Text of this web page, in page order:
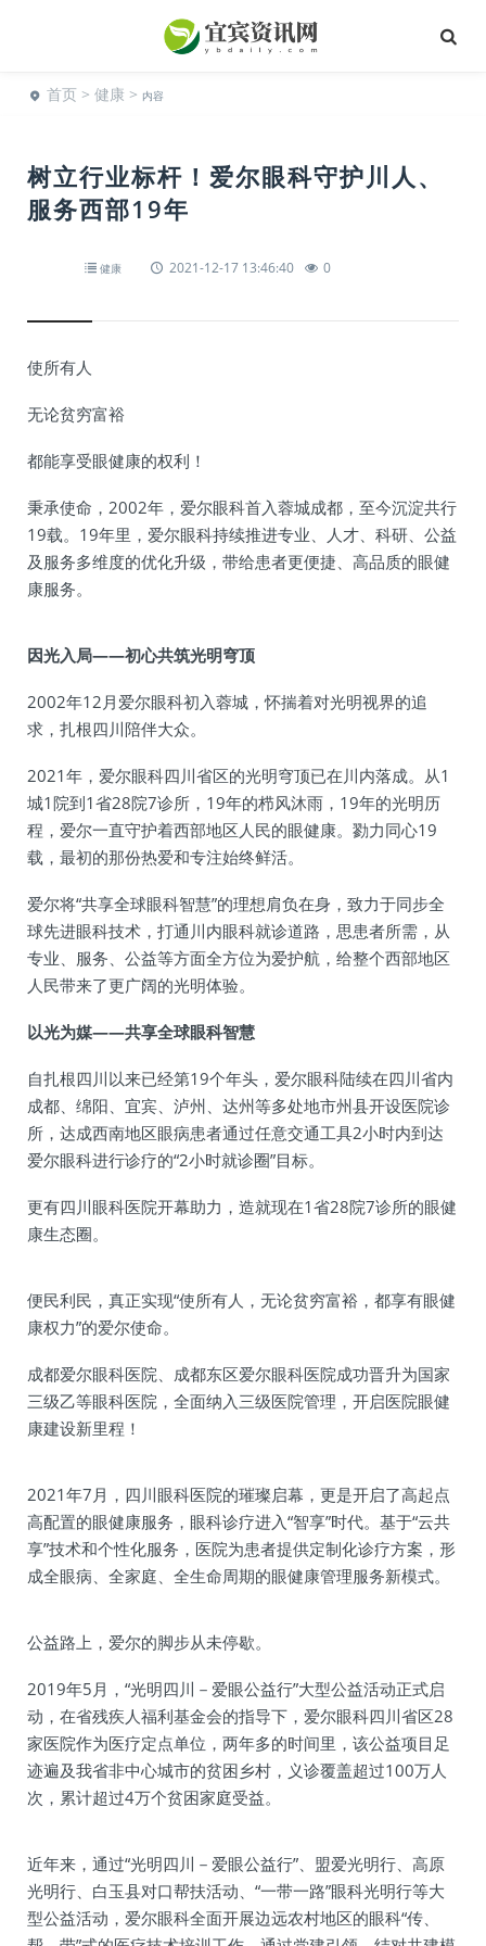
首页 > 健康 > 内容
树立行业标杆！爱尔眼科守护川人、
服务西部19年
健康 2021-12-17 13:46:40 0
使所有人
无论贫穷富裕
都能享受眼健康的权利！
秉承使命，2002年，爱尔眼科首入蓉城成都，至今沉淀共行
19载。19年里，爱尔眼科持续推进专业、人才、科研、公益
及服务多维度的优化升级，带给患者更便捷、高品质的眼健
康服务。
因光入局——初心共筑光明穹顶
2002年12月爱尔眼科初入蓉城，怀揣着对光明视界的追
求，扎根四川陪伴大众。
2021年，爱尔眼科四川省区的光明穹顶已在川内落成。从1
城1院到1省28院7诊所，19年的栉风沐雨，19年的光明历
程，爱尔一直守护着西部地区人民的眼健康。勠力同心19
载，最初的那份热爱和专注始终鲜活。
爱尔将“共享全球眼科智慧”的理想肩负在身，致力于同步全
球先进眼科技术，打通川内眼科就诊道路，思患者所需，从
专业、服务、公益等方面全方位为爱护航，给整个西部地区
人民带来了更广阔的光明体验。
以光为媒——共享全球眼科智慧
自扎根四川以来已经第19个年头，爱尔眼科陆续在四川省内
成都、绵阳、宜宾、泸州、达州等多处地市州县开设医院诊
所，达成西南地区眼病患者通过任意交通工具2小时内到达
爱尔眼科进行诊疗的“2小时就诊圈”目标。
更有四川眼科医院开幕助力，造就现在1省28院7诊所的眼健
康生态圈。
便民利民，真正实现“使所有人，无论贫穷富裕，都享有眼健
康权力”的爱尔使命。
成都爱尔眼科医院、成都东区爱尔眼科医院成功晋升为国家
三级乙等眼科医院，全面纳入三级医院管理，开启医院眼健
康建设新里程！
2021年7月，四川眼科医院的璀璨启幕，更是开启了高起点
高配置的眼健康服务，眼科诊疗进入“智享”时代。基于“云共
享”技术和个性化服务，医院为患者提供定制化诊疗方案，形
成全眼病、全家庭、全生命周期的眼健康管理服务新模式。
公益路上，爱尔的脚步从未停歇。
2019年5月，“光明四川－爱眼公益行”大型公益活动正式启
动，在省残疾人福利基金会的指导下，爱尔眼科四川省区28
家医院作为医疗定点单位，两年多的时间里，该公益项目足
迹遍及我省非中心城市的贫困乡村，义诊覆盖超过100万人
次，累计超过4万个贫困家庭受益。
近年来，通过“光明四川－爱眼公益行”、盟爱光明行、高原
光明行、白玉县对口帮扶活动、“一带一路”眼科光明行等大
型公益活动，爱尔眼科全面开展边远农村地区的眼科“传、